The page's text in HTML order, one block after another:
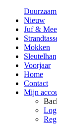
Nieuw
Juf &
Mokken
Voorjaar
Home
Contact
Mijn